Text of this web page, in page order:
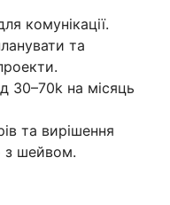
комунікації.
та
30–70k на місяць
та вирішення
з шейвом.